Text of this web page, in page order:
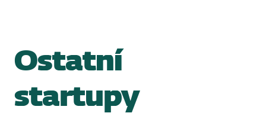
Ostatní
startupy